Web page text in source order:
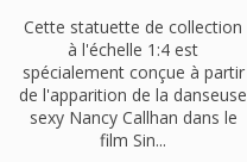
Cette statuette de collection
à l'échelle 1:4 est
spécialement conçue à partir
de l'apparition de la danseuse
sexy Nancy Callhan dans le
film Sin...